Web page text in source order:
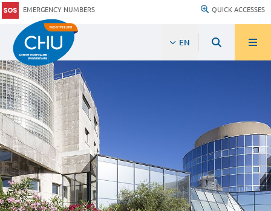
EMERGENCY NUMBERS QUICK ACCESSES
EN